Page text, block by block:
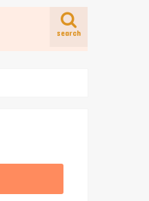
search